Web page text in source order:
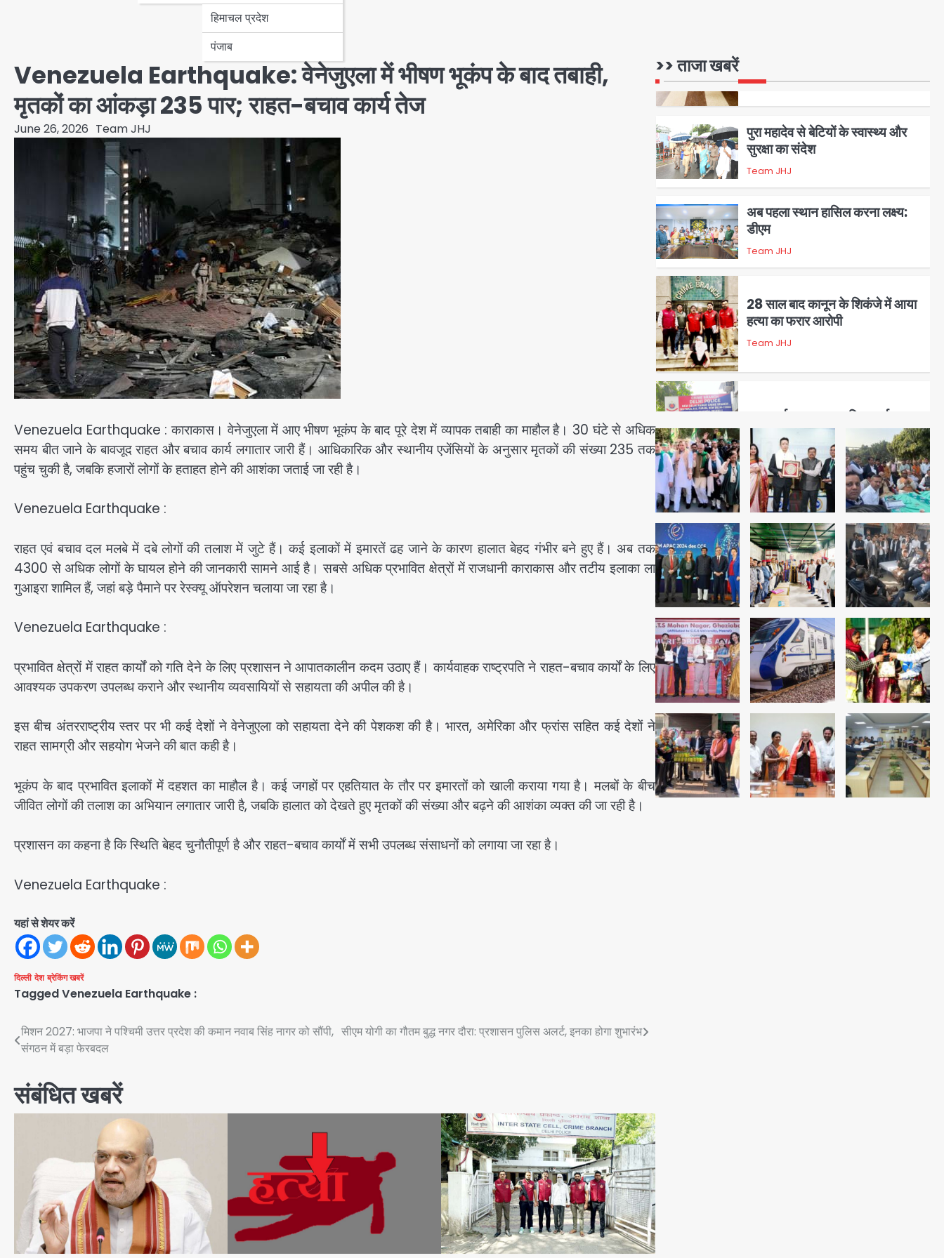
हिमाचल प्रदेश
पंजाब
Venezuela Earthquake: वेनेजुएला में भीषण भूकंप के बाद तबाही,
मृतकों का आंकड़ा 235 पार; राहत-बचाव कार्य तेज
June 26, 2026 Team JHJ
Venezuela Earthquake : काराकास। वेनेजुएला में आए भीषण भूकंप के बाद पूरे देश में व्यापक तबाही का माहौल है। 30 घंटे से अधिक
समय बीत जाने के बावजूद राहत और बचाव कार्य लगातार जारी हैं। आधिकारिक और स्थानीय एजेंसियों के अनुसार मृतकों की संख्या 235 तक
पहुंच चुकी है, जबकि हजारों लोगों के हताहत होने की आशंका जताई जा रही है।
Venezuela Earthquake :
राहत एवं बचाव दल मलबे में दबे लोगों की तलाश में जुटे हैं। कई इलाकों में इमारतें ढह जाने के कारण हालात बेहद गंभीर बने हुए हैं। अब तक
4300 से अधिक लोगों के घायल होने की जानकारी सामने आई है। सबसे अधिक प्रभावित क्षेत्रों में राजधानी काराकास और तटीय इलाका ला
गुआइरा शामिल हैं, जहां बड़े पैमाने पर रेस्क्यू ऑपरेशन चलाया जा रहा है।
Venezuela Earthquake :
प्रभावित क्षेत्रों में राहत कार्यों को गति देने के लिए प्रशासन ने आपातकालीन कदम उठाए हैं। कार्यवाहक राष्ट्रपति ने राहत-बचाव कार्यों के लिए
आवश्यक उपकरण उपलब्ध कराने और स्थानीय व्यवसायियों से सहायता की अपील की है।
इस बीच अंतरराष्ट्रीय स्तर पर भी कई देशों ने वेनेजुएला को सहायता देने की पेशकश की है। भारत, अमेरिका और फ्रांस सहित कई देशों ने
राहत सामग्री और सहयोग भेजने की बात कही है।
भूकंप के बाद प्रभावित इलाकों में दहशत का माहौल है। कई जगहों पर एहतियात के तौर पर इमारतों को खाली कराया गया है। मलबों के बीच
जीवित लोगों की तलाश का अभियान लगातार जारी है, जबकि हालात को देखते हुए मृतकों की संख्या और बढ़ने की आशंका व्यक्त की जा रही है।
प्रशासन का कहना है कि स्थिति बेहद चुनौतीपूर्ण है और राहत-बचाव कार्यों में सभी उपलब्ध संसाधनों को लगाया जा रहा है।
Venezuela Earthquake :
यहां से शेयर करें
दिल्ली देश ब्रेकिंग खबरें
TaggedVenezuela Earthquake :
Post
navigation
मिशन 2027: भाजपा ने पश्चिमी उत्तर प्रदेश की कमान नवाब सिंह नागर को सौंपी,
संगठन में बड़ा फेरबदल
सीएम योगी का गौतम बुद्ध नगर दौरा: प्रशासन पुलिस अलर्ट, इनका होगा शुभारंभ
संबंधित खबरें
>> ताजा खबरें
5
1
पुरा महादेव से बेटियों के स्वास्थ्य और
सुरक्षा का संदेश
Team JHJ
2
अब पहला स्थान हासिल करना लक्ष्य:
डीएम
Team JHJ
3
28 साल बाद कानून के शिकंजे में आया
हत्या का फरार आरोपी
Team JHJ
4
डबल मर्डर का मुख्य साजिशकर्ता
क्राइम ब्रांच के हत्थे
Team JHJ
5
रोहित चौधरी गैंग का कुख्यात बदमाश
राजस्थान से गिरफ्तार
Team JHJ
1
पुरा महादेव से बेटियों के स्वास्थ्य और
सुरक्षा का संदेश
Team JHJ
2
अब पहला स्थान हासिल करना लक्ष्य:
डीएम
Team JHJ